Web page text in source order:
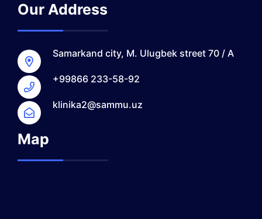
Our Address
Samarkand city, M. Ulugbek street 70 / A
+99866 233-58-92
klinika2@sammu.uz
Map